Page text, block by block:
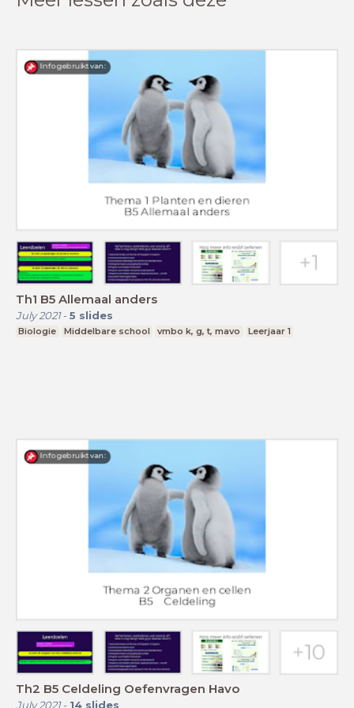
Th1 B5 Allemaal anders
July 2021- 5 slides
Biologie Middelbare school vmbo k, g, t, mavo Leerjaar 1
Th2 B5 Celdeling Oefenvragen Havo
July 2021- 14 slides